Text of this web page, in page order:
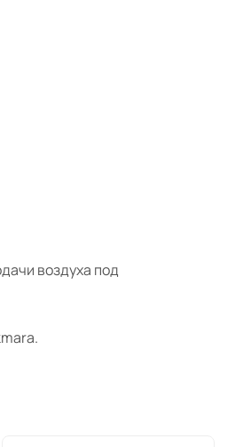
воздуха под